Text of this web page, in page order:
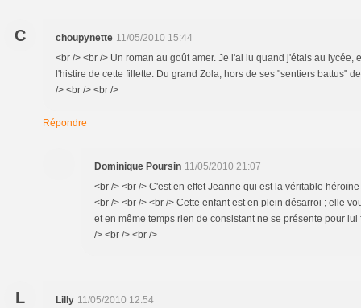
C choupynette 11/05/2010 15:44
<br /> <br /> Un roman au goût amer. Je l'ai lu quand j'étais au lycée,
l'histire de cette fillette. Du grand Zola, hors de ses "sentiers battus"
/> <br /> <br />
Répondre
Dominique Poursin 11/05/2010 21:07
<br /> <br /> C'est en effet Jeanne qui est la véritable
<br /> <br /> <br /> Cette enfant est en plein désarroi ; elle
et en même temps rien de consistant ne se présente pour
/> <br /> <br />
L Lilly 11/05/2010 12:54